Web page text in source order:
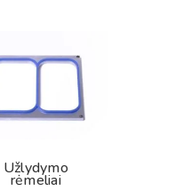
Užlydymo
rėmeliai